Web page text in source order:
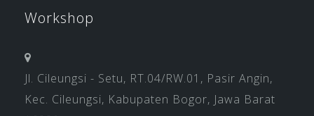
Workshop
Jl. Cileungsi - Setu, RT.04/RW.01, Pasir Angin,
Kec. Cileungsi, Kabupaten Bogor, Jawa Barat